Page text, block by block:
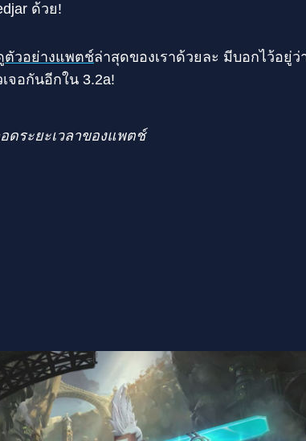
ด้วย!
ตัวอย่างแพตช์ล่าสุดของเราด้วยละ มีบอกไว้อยู่ว่
จอกันอีกใน 3.2a!
ดระยะเวลาของแพตช์